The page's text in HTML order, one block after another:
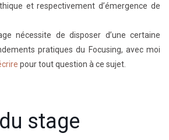
et respectivement d’émergence de
nécessite de disposer d’une certaine
pratiques du Focusing, avec moi
pour tout question à ce sujet.
stage